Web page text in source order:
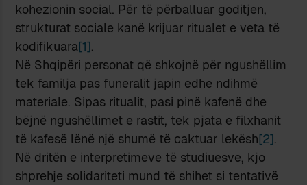
kohezionin social. Për të përballuar goditjen,
strukturat sociale kanë krijuar ritualet e veta të
kodifikuara[1].
Në Shqipëri personat që shkojnë për ngushëllim
tek familja pas funeralit japin edhe ndihmë
materiale. Sipas ritualit, pasi pinë kafenë dhe
bëjnë ngushëllimet e rastit, tek pjata e filxhanit
të kafesë lënë një shumë të caktuar lekësh[2].
Në dritën e interpretimeve të studiuesve, kjo
shprehje solidariteti mund të shihet si tentativë